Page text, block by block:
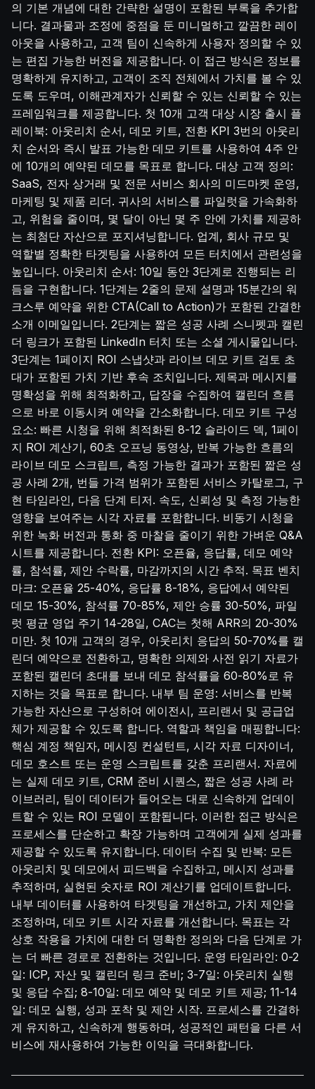
의 기본 개념에 대한 간략한 설명이 포함된 부록을 추가합
니다. 결과물과 조정에 중점을 둔 미니멀하고 깔끔한 레이
아웃을 사용하고, 고객 팀이 신속하게 사용자 정의할 수 있
는 편집 가능한 버전을 제공합니다. 이 접근 방식은 정보를
명확하게 유지하고, 고객이 조직 전체에서 가치를 볼 수 있
도록 도우며, 이해관계자가 신뢰할 수 있는 신뢰할 수 있는
프레임워크를 제공합니다. 첫 10개 고객 대상 시장 출시 플
레이북: 아웃리치 순서, 데모 키트, 전환 KPI 3번의 아웃리
치 순서와 즉시 발표 가능한 데모 키트를 사용하여 4주 안
에 10개의 예약된 데모를 목표로 합니다. 대상 고객 정의:
SaaS, 전자 상거래 및 전문 서비스 회사의 미드마켓 운영,
마케팅 및 제품 리더. 귀사의 서비스를 파일럿을 가속화하
고, 위험을 줄이며, 몇 달이 아닌 몇 주 안에 가치를 제공하
는 최첨단 자산으로 포지셔닝합니다. 업계, 회사 규모 및
역할별 정확한 타겟팅을 사용하여 모든 터치에서 관련성을
높입니다. 아웃리치 순서: 10일 동안 3단계로 진행되는 리
듬을 구현합니다. 1단계는 2줄의 문제 설명과 15분간의 워
크스루 예약을 위한 CTA(Call to Action)가 포함된 간결한
소개 이메일입니다. 2단계는 짧은 성공 사례 스니펫과 캘린
더 링크가 포함된 LinkedIn 터치 또는 소셜 게시물입니다.
3단계는 1페이지 ROI 스냅샷과 라이브 데모 키트 검토 초
대가 포함된 가치 기반 후속 조치입니다. 제목과 메시지를
명확성을 위해 최적화하고, 답장을 수집하여 캘린더 흐름
으로 바로 이동시켜 예약을 간소화합니다. 데모 키트 구성
요소: 빠른 시청을 위해 최적화된 8-12 슬라이드 덱, 1페이
지 ROI 계산기, 60초 오프닝 동영상, 반복 가능한 흐름의
라이브 데모 스크립트, 측정 가능한 결과가 포함된 짧은 성
공 사례 2개, 번들 가격 범위가 포함된 서비스 카탈로그, 구
현 타임라인, 다음 단계 티저. 속도, 신뢰성 및 측정 가능한
영향을 보여주는 시각 자료를 포함합니다. 비동기 시청을
위한 녹화 버전과 통화 중 마찰을 줄이기 위한 가벼운 Q&A
시트를 제공합니다. 전환 KPI: 오픈율, 응답률, 데모 예약
률, 참석률, 제안 수락률, 마감까지의 시간 추적. 목표 벤치
마크: 오픈율 25-40%, 응답률 8-18%, 응답에서 예약된
데모 15-30%, 참석률 70-85%, 제안 승률 30-50%, 파일
럿 평균 영업 주기 14-28일, CAC는 첫해 ARR의 20-30%
미만. 첫 10개 고객의 경우, 아웃리치 응답의 50-70%를 캘
린더 예약으로 전환하고, 명확한 의제와 사전 읽기 자료가
포함된 캘린더 초대를 보내 데모 참석률을 60-80%로 유
지하는 것을 목표로 합니다. 내부 팀 운영: 서비스를 반복
가능한 자산으로 구성하여 에이전시, 프리랜서 및 공급업
체가 제공할 수 있도록 합니다. 역할과 책임을 매핑합니다:
핵심 계정 책임자, 메시징 컨설턴트, 시각 자료 디자이너,
데모 호스트 또는 운영 스크립트를 갖춘 프리랜서. 자료에
는 실제 데모 키트, CRM 준비 시퀀스, 짧은 성공 사례 라
이브러리, 팀이 데이터가 들어오는 대로 신속하게 업데이
트할 수 있는 ROI 모델이 포함됩니다. 이러한 접근 방식은
프로세스를 단순하고 확장 가능하며 고객에게 실제 성과를
제공할 수 있도록 유지합니다. 데이터 수집 및 반복: 모든
아웃리치 및 데모에서 피드백을 수집하고, 메시지 성과를
추적하며, 실현된 숫자로 ROI 계산기를 업데이트합니다.
내부 데이터를 사용하여 타겟팅을 개선하고, 가치 제안을
조정하며, 데모 키트 시각 자료를 개선합니다. 목표는 각
상호 작용을 가치에 대한 더 명확한 정의와 다음 단계로 가
는 더 빠른 경로로 전환하는 것입니다. 운영 타임라인: 0-2
일: ICP, 자산 및 캘린더 링크 준비; 3-7일: 아웃리치 실행
및 응답 수집; 8-10일: 데모 예약 및 데모 키트 제공; 11-14
일: 데모 실행, 성과 포착 및 제안 시작. 프로세스를 간결하
게 유지하고, 신속하게 행동하며, 성공적인 패턴을 다른 서
비스에 재사용하여 가능한 이익을 극대화합니다.